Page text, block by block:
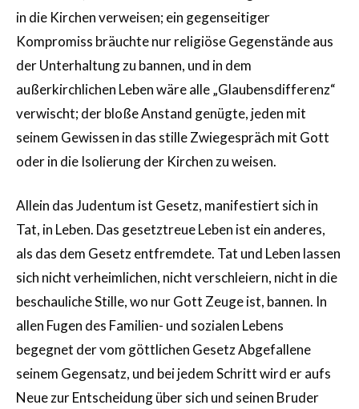
in die Kirchen verweisen; ein gegenseitiger
Kompromiss bräuchte nur religiöse Gegenstände aus
der Unterhaltung zu bannen, und in dem
außerkirchlichen Leben wäre alle „Glaubensdifferenz“
verwischt; der bloße Anstand genügte, jeden mit
seinem Gewissen in das stille Zwiegespräch mit Gott
oder in die Isolierung der Kirchen zu weisen.
Allein das Judentum ist Gesetz, manifestiert sich in
Tat, in Leben. Das gesetztreue Leben ist ein anderes,
als das dem Gesetz entfremdete. Tat und Leben lassen
sich nicht verheimlichen, nicht verschleiern, nicht in die
beschauliche Stille, wo nur Gott Zeuge ist, bannen. In
allen Fugen des Familien- und sozialen Lebens
begegnet der vom göttlichen Gesetz Abgefallene
seinem Gegensatz, und bei jedem Schritt wird er aufs
Neue zur Entscheidung über sich und seinen Bruder